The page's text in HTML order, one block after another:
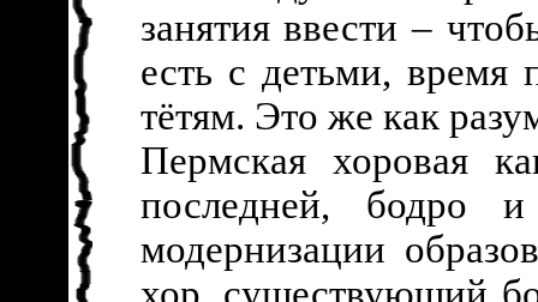
занятия ввести –
есть с детьми, время
тётям. Это же как
Пермская хоровая
последней, бодро
модернизации